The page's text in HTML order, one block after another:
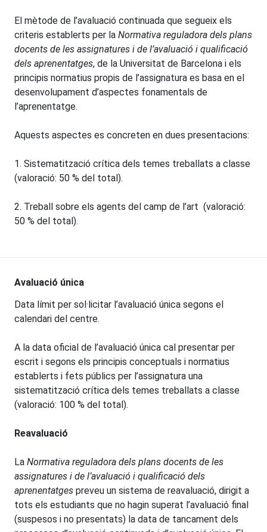
El mètode de l’avaluació continuada que segueix els
criteris establerts per la Normativa reguladora dels plans
docents de les assignatures i de l’avaluació i qualificació
dels aprenentatges, de la Universitat de Barcelona i els
principis normatius propis de l’assignatura es basa en el
desenvolupament d’aspectes fonamentals de
l’aprenentatge.
Aquests aspectes es concreten en dues presentacions:
1. Sistematització crítica dels temes treballats a classe
(valoració: 50 % del total).
2. Treball sobre els agents del camp de l’art (valoració:
50 % del total).
Avaluació única
Data límit per sol·licitar l’avaluació única segons el
calendari del centre.
A la data oficial de l’avaluació única cal presentar per
escrit i segons els principis conceptuals i normatius
establerts i fets públics per l’assignatura una
sistematització crítica dels temes treballats a classe
(valoració: 100 % del total).
Reavaluació
La Normativa reguladora dels plans docents de les
assignatures i de l’avaluació i qualificació dels
aprenentatges preveu un sistema de reavaluació, dirigit a
tots els estudiants que no hagin superat l’avaluació final
(suspesos i no presentats) la data de tancament dels